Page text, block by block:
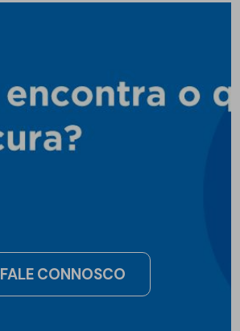
FALE CONNOSCO